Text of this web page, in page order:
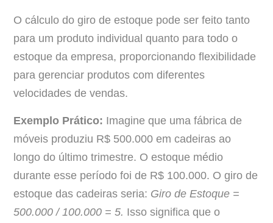
O cálculo do giro de estoque pode ser feito tanto
para um produto individual quanto para todo o
estoque da empresa, proporcionando flexibilidade
para gerenciar produtos com diferentes
velocidades de vendas.
Exemplo Prático: Imagine que uma fábrica de
móveis produziu R$ 500.000 em cadeiras ao
longo do último trimestre. O estoque médio
durante esse período foi de R$ 100.000. O giro de
estoque das cadeiras seria: Giro de Estoque =
500.000 / 100.000 = 5. Isso significa que o